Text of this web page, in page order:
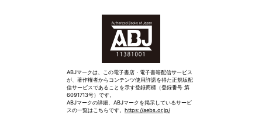
ABJマークは、この電子書店・電子書籍配信サービス
が、著作権者からコンテンツ使用許諾を得た正規版配
信サービスであることを示す登録商標（登録番号 第
6091713号）です。
ABJマークの詳細、ABJマークを掲示しているサービ
スの一覧はこちらです。 https://aebs.or.jp/